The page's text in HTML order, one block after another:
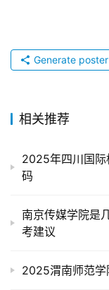
Generate poster
相关推荐
2025年四川国际
码
南京传媒学院是
考建议
2025渭南师范学